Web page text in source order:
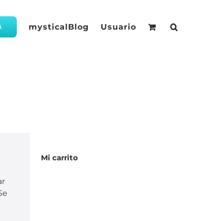
mysticalBlog Usuario
Mi carrito